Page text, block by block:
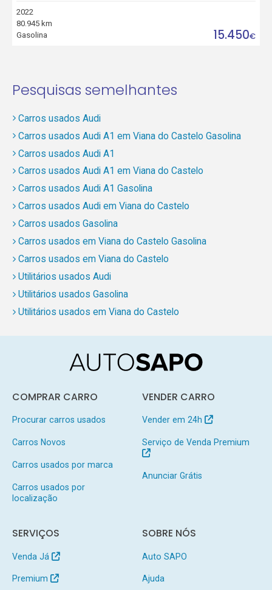
2022
80.945 km
Gasolina
15.450€
Pesquisas semelhantes
Carros usados Audi
Carros usados Audi A1 em Viana do Castelo Gasolina
Carros usados Audi A1
Carros usados Audi A1 em Viana do Castelo
Carros usados Audi A1 Gasolina
Carros usados Audi em Viana do Castelo
Carros usados Gasolina
Carros usados em Viana do Castelo Gasolina
Carros usados em Viana do Castelo
Utilitários usados Audi
Utilitários usados Gasolina
Utilitários usados em Viana do Castelo
COMPRAR CARRO
Procurar carros usados
Carros Novos
Carros usados por marca
Carros usados por
localização
VENDER CARRO
Vender em 24h
Serviço de Venda Premium
Anunciar Grátis
SERVIÇOS
Venda Já
Premium
SOBRE NÓS
Auto SAPO
Ajuda